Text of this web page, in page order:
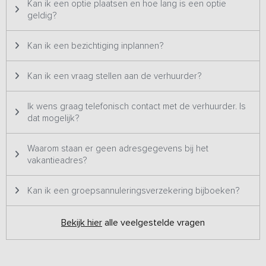
grote (openbare) speelweide gelegen waar er leuke
groepsactiviteiten kunnen worden georganiseerd. Aan de
passantenhaven gerealiseerd.
Kan ik een optie plaatsen en hoe lang is een optie
geldig?
Kan ik een bezichtiging inplannen?
Kan ik een vraag stellen aan de verhuurder?
Ik wens graag telefonisch contact met de verhuurder. Is
dat mogelijk?
Waarom staan er geen adresgegevens bij het
vakantieadres?
Kan ik een groepsannuleringsverzekering bijboeken?
Bekijk hier alle veelgestelde vragen